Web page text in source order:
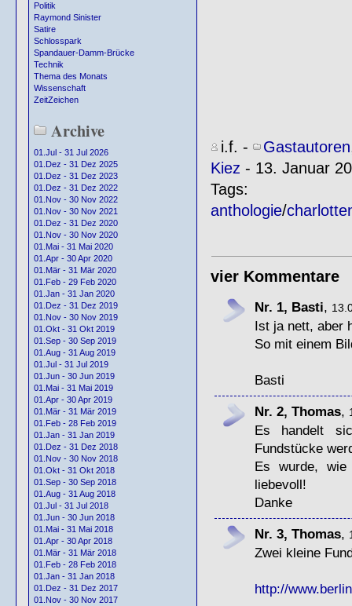
Politik
Raymond Sinister
Satire
Schlosspark
Spandauer-Damm-Brücke
Technik
Thema des Monats
Wissenschaft
ZeitZeichen
Archive
01.Jul - 31 Jul 2026
01.Dez - 31 Dez 2025
01.Dez - 31 Dez 2023
01.Dez - 31 Dez 2022
01.Nov - 30 Nov 2022
01.Nov - 30 Nov 2021
01.Dez - 31 Dez 2020
01.Nov - 30 Nov 2020
01.Mai - 31 Mai 2020
01.Apr - 30 Apr 2020
01.Mär - 31 Mär 2020
01.Feb - 29 Feb 2020
01.Jan - 31 Jan 2020
01.Dez - 31 Dez 2019
01.Nov - 30 Nov 2019
01.Okt - 31 Okt 2019
01.Sep - 30 Sep 2019
01.Aug - 31 Aug 2019
01.Jul - 31 Jul 2019
01.Jun - 30 Jun 2019
01.Mai - 31 Mai 2019
01.Apr - 30 Apr 2019
01.Mär - 31 Mär 2019
01.Feb - 28 Feb 2019
01.Jan - 31 Jan 2019
01.Dez - 31 Dez 2018
01.Nov - 30 Nov 2018
01.Okt - 31 Okt 2018
01.Sep - 30 Sep 2018
01.Aug - 31 Aug 2018
01.Jul - 31 Jul 2018
01.Jun - 30 Jun 2018
01.Mai - 31 Mai 2018
01.Apr - 30 Apr 2018
01.Mär - 31 Mär 2018
01.Feb - 28 Feb 2018
01.Jan - 31 Jan 2018
01.Dez - 31 Dez 2017
01.Nov - 30 Nov 2017
i.f. - Gastautoren
Kiez - 13. Januar
Tags:
anthologie/
vier Kommentare
Nr. 1, Basti,
Ist ja nett, aber
So mit einem
Basti
Nr. 2, Thomas,
Es handelt
Fundstücke
Es wurde, wie
liebevoll!
Danke
Nr. 3, Thomas,
Zwei kleine
http://